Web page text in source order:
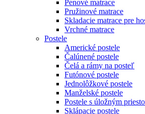
Penové matrace
Pružinové matrace
Skladacie matrace pre
Vrchné matrace
Postele
Americké postele
Čalúnené postele
Čelá a rámy na posteľ
Futónové postele
Jednolôžkové postele
Manželské postele
Postele s úložným
Sklápacie postele